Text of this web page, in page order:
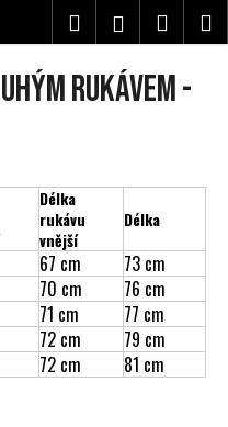
HledatPřihlášení
rukávem -
Délka
rukávu
vnější
Délka
67 cm
73 cm
70 cm
76 cm
71 cm
77 cm
72 cm
79 cm
72 cm 81 cm